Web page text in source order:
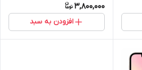
3,800,000
افزودن به سبد